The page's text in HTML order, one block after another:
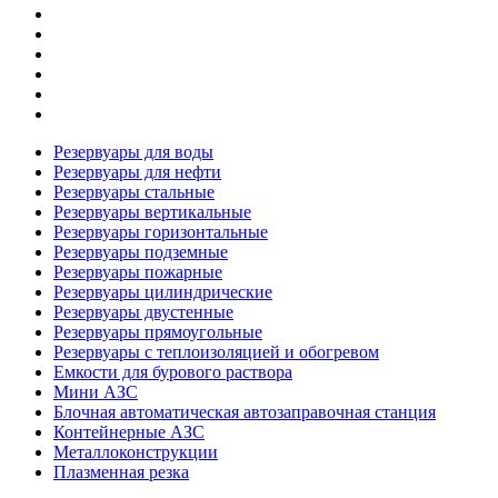
Резервуары для воды
Резервуары для нефти
Резервуары стальные
Резервуары вертикальные
Резервуары горизонтальные
Резервуары подземные
Резервуары пожарные
Резервуары цилиндрические
Резервуары двустенные
Резервуары прямоугольные
Резервуары с теплоизоляцией и обогревом
Емкости для бурового раствора
Мини АЗС
Блочная автоматическая автозаправочная станция
Контейнерные АЗС
Металлоконструкции
Плазменная резка